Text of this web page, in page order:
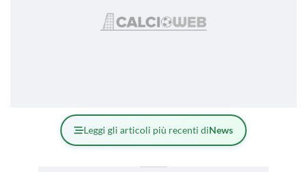
Leggi gli articoli più recenti diNews